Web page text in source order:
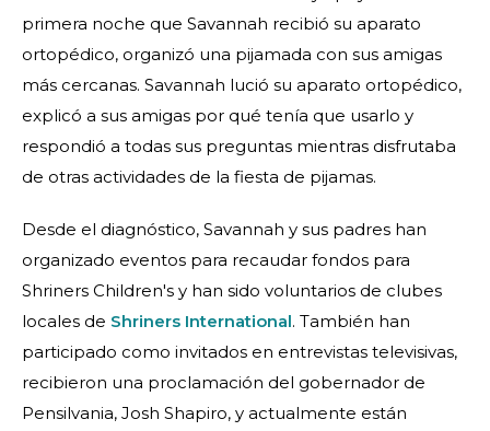
primera noche que Savannah recibió su aparato
ortopédico, organizó una pijamada con sus amigas
más cercanas. Savannah lució su aparato ortopédico,
explicó a sus amigas por qué tenía que usarlo y
respondió a todas sus preguntas mientras disfrutaba
de otras actividades de la fiesta de pijamas.
Desde el diagnóstico, Savannah y sus padres han
organizado eventos para recaudar fondos para
Shriners Children's y han sido voluntarios de clubes
locales de Shriners International. También han
participado como invitados en entrevistas televisivas,
recibieron una proclamación del gobernador de
Pensilvania, Josh Shapiro, y actualmente están